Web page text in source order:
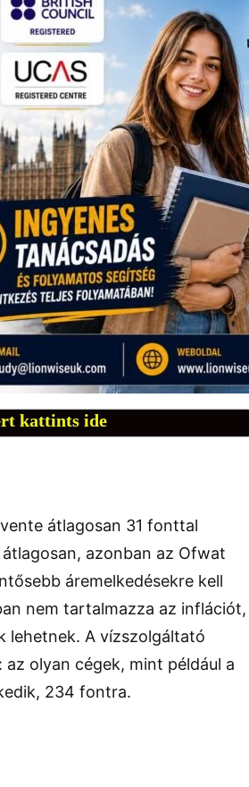
kattints ide
átlagosan 31 fonttal
azonban az Ofwat
áremelkedésekre kell
nem tartalmazza az inflációt,
lehetnek. A vízszolgáltató
olyan cégek, mint például a
234 fontra.